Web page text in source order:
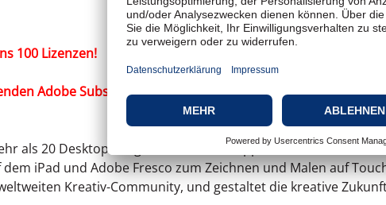
100 Lizenzen!
Adobe Subscription, um 365 Tage!
als 20 Desktop-Programme, Mobile Apps und Online-
iPad und Adobe Fresco zum Zeichnen und Malen auf
Kreativ-Community, und gestaltet die kreative